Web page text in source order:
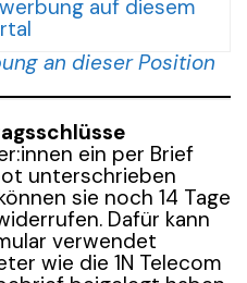
an dieser Position
ein per Brief
unterschrieben
sie noch 14 Tage
Dafür kann
verwendet
wie die 1N Telecom